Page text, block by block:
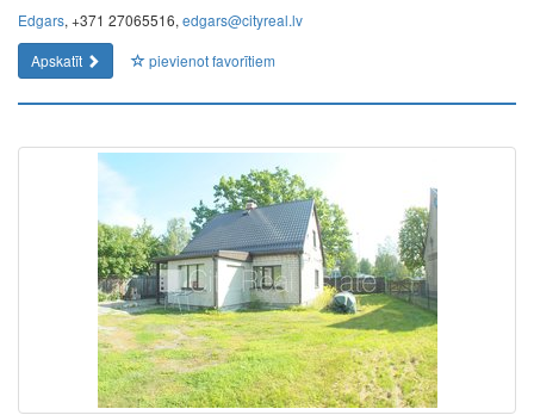
Edgars, +371 27065516, edgars@cityreal.lv
Apskatīt
pievienot favorītiem